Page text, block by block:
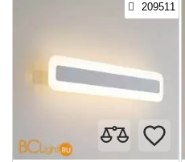
209511